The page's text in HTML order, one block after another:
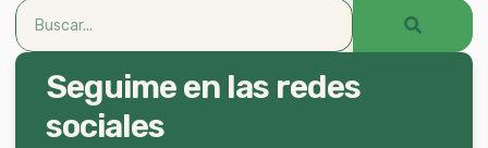
Seguime en las redes
sociales